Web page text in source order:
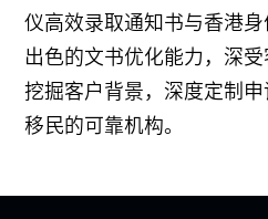
仪高效录取通知书与香港
出色的文书优化能力，深
挖掘客户背景，深度定制
移民的可靠机构。